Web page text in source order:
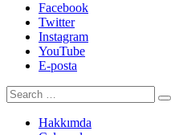
Facebook
Twitter
Instagram
YouTube
E-posta
Hakkımda